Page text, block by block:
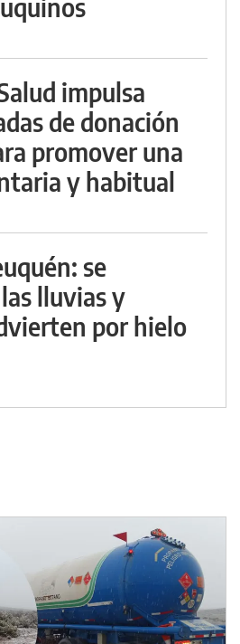
impulsa
de donación
promover una
y habitual
se
lluvias y
por hielo